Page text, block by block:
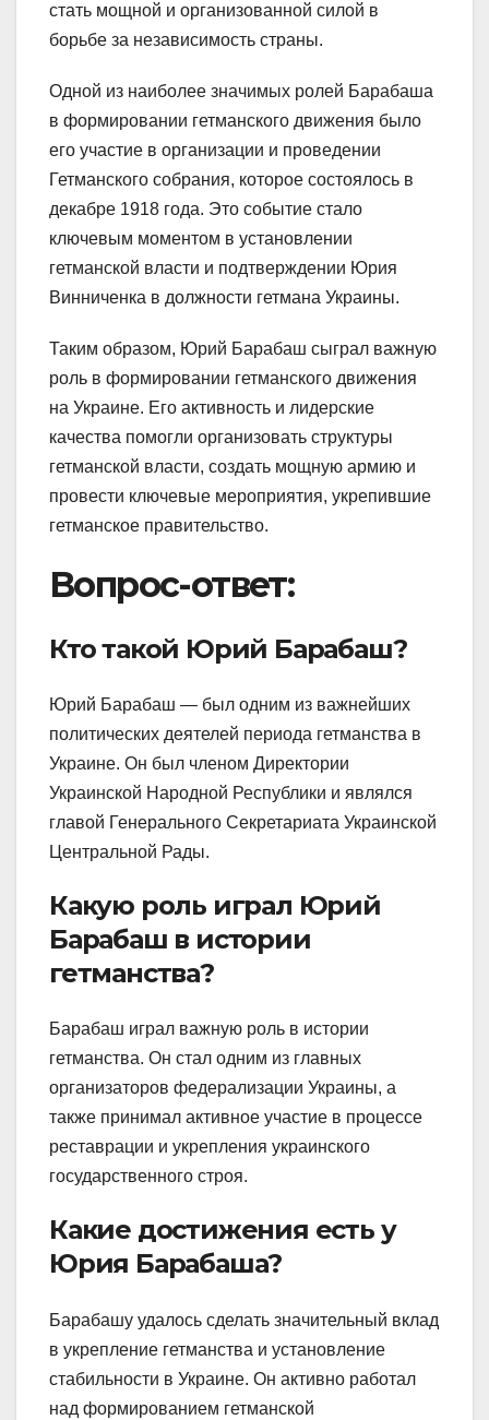
стать мощной и организованной силой в
борьбе за независимость страны.
Одной из наиболее значимых ролей Барабаша
в формировании гетманского движения было
его участие в организации и проведении
Гетманского собрания, которое состоялось в
декабре 1918 года. Это событие стало
ключевым моментом в установлении
гетманской власти и подтверждении Юрия
Винниченка в должности гетмана Украины.
Таким образом, Юрий Барабаш сыграл важную
роль в формировании гетманского движения
на Украине. Его активность и лидерские
качества помогли организовать структуры
гетманской власти, создать мощную армию и
провести ключевые мероприятия, укрепившие
гетманское правительство.
Вопрос-ответ:
Кто такой Юрий Барабаш?
Юрий Барабаш — был одним из важнейших
политических деятелей периода гетманства в
Украине. Он был членом Директории
Украинской Народной Республики и являлся
главой Генерального Секретариата Украинской
Центральной Рады.
Какую роль играл Юрий
Барабаш в истории
гетманства?
Барабаш играл важную роль в истории
гетманства. Он стал одним из главных
организаторов федерализации Украины, а
также принимал активное участие в процессе
реставрации и укрепления украинского
государственного строя.
Какие достижения есть у
Юрия Барабаша?
Барабашу удалось сделать значительный вклад
в укрепление гетманства и установление
стабильности в Украине. Он активно работал
над формированием гетманской